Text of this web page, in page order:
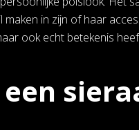
in zijn of haar
ook echt betekenis